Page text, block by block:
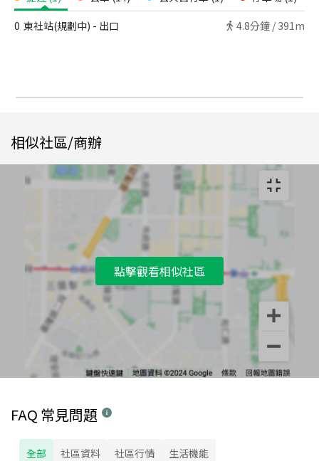
0 東社站(規劃中) - 出口 4.8分鐘 / 391m
相似社區/商辦
點擊觀看相似社區
FAQ 常見問題
全部 社區資料 社區行情 生活機能